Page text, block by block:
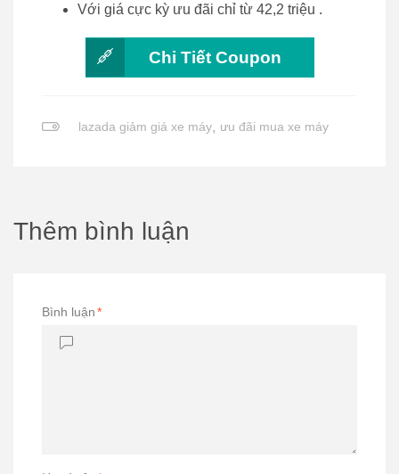
Với giá cực kỳ ưu đãi chỉ từ 42,2 triệu .
Chi Tiết Coupon
lazada giảm giá xe máy, ưu đãi mua xe máy
Thêm bình luận
Bình luận*